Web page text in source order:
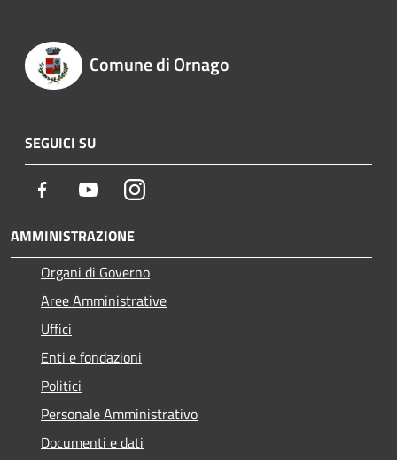
Comune di Ornago
SEGUICI SU
Facebook YoutubeInstagram
AMMINISTRAZIONE
Organi di Governo
Aree Amministrative
Uffici
Enti e fondazioni
Politici
Personale Amministrativo
Documenti e dati